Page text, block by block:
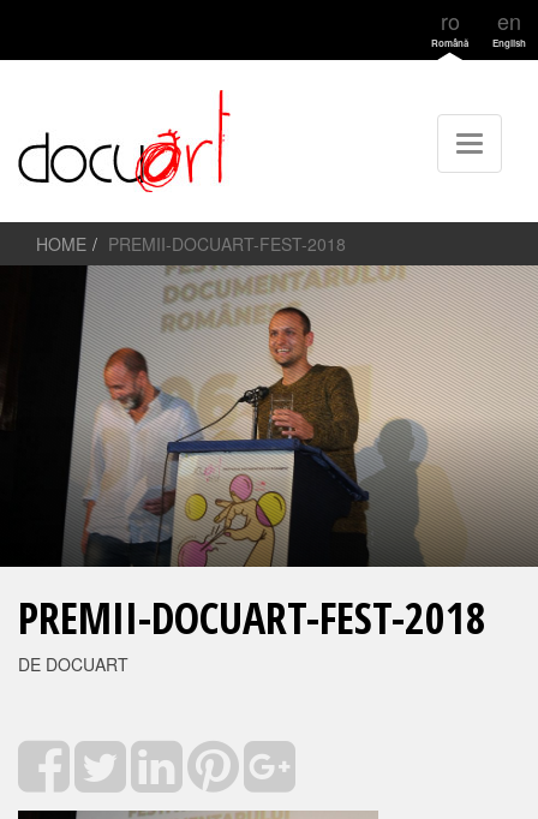
ro
Română
en
English
HOME PREMII-DOCUART-FEST-2018
PREMII-DOCUART-FEST-2018
DE DOCUART